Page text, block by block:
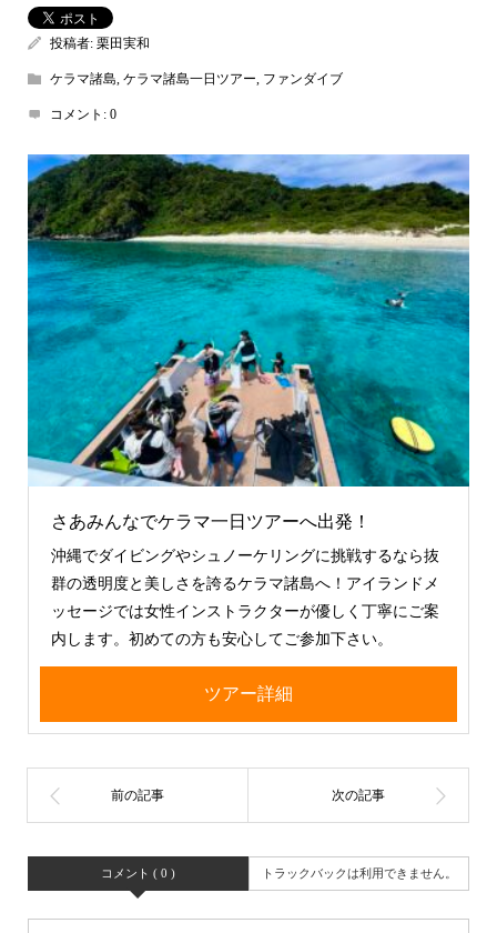
投稿者: 栗田実和
ケラマ諸島, ケラマ諸島一日ツアー, ファンダイブ
コメント: 0
さあみんなでケラマ一日ツアーへ出発！
沖縄でダイビングやシュノーケリングに挑戦するなら抜
群の透明度と美しさを誇るケラマ諸島へ！アイランドメ
ッセージでは女性インストラクターが優しく丁寧にご案
内します。初めての方も安心してご参加下さい。
ツアー詳細
コメント ( 0 ) トラックバックは利用できません。